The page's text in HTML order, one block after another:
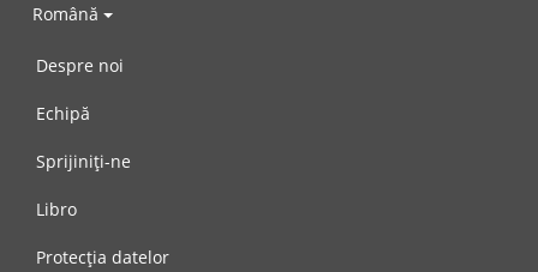
Română
Despre noi
Echipă
Sprijiniți-ne
Libro
Protecția datelor